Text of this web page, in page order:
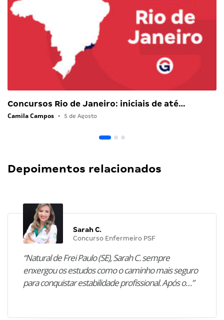
Concursos Rio de Janeiro: iniciais de até…
Camila Campos • 5 de Agosto
Depoimentos relacionados
Sarah C.
Concurso Enfermeiro PSF
“Natural de Frei Paulo (SE), Sarah C. sempre
enxergou os estudos como o caminho mais seguro
para conquistar estabilidade profissional. Após o…”